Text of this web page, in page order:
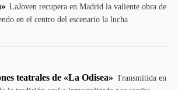
LaJoven recupera en Madrid la valiente obra de
en el centro del escenario la lucha
teatrales de «La Odisea» Transmitida en